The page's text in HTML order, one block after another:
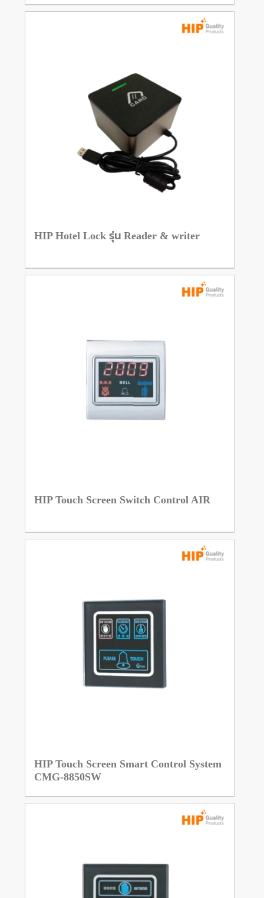
HIP Hotel Lock รุ่น Reader & writer
HIP Touch Screen Switch Control AIR
HIP Touch Screen Smart Control System
CMG-8850SW